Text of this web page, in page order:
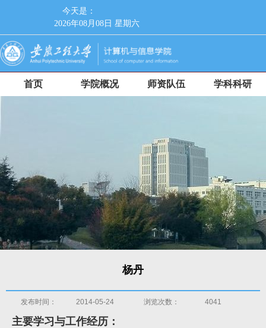
今天是：
2026年08月08日 星期六
首页 学院概况 师资队伍 学科科研
杨丹
发布时间： 2014-05-24 浏览次数： 4041
主要学习与工作经历：